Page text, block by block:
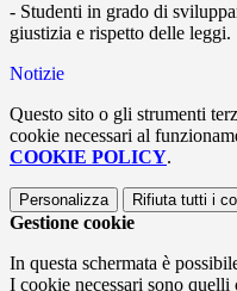
- Studenti in grado di
giustizia e rispetto delle leggi.
Notizie
Questo sito o gli strumenti
cookie necessari al
COOKIE POLICY.
Personalizza Rifiuta tutti i
Gestione cookie
In questa schermata è
I cookie necessari sono